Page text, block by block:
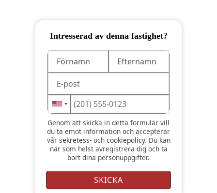
Intresserad av denna fastighet?
Genom att skicka in detta formulär vill
du ta emot information och accepterar
vår sekretess-och cookiepolicy. Du kan
när som helst avregistrera dig och ta
bort dina personuppgifter.